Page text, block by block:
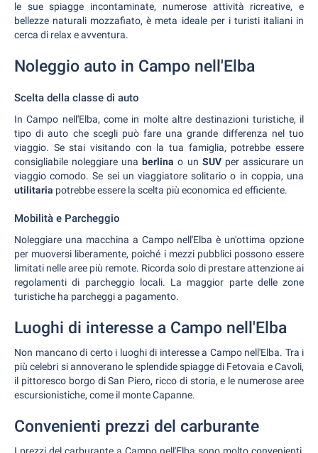
le sue spiagge incontaminate, numerose attività ricreative, e
bellezze naturali mozzafiato, è meta ideale per i turisti italiani in
cerca di relax e avventura.
Noleggio auto in Campo nell'Elba
Scelta della classe di auto
In Campo nell'Elba, come in molte altre destinazioni turistiche, il
tipo di auto che scegli può fare una grande differenza nel tuo
viaggio. Se stai visitando con la tua famiglia, potrebbe essere
consigliabile noleggiare unaberlina o un SUVper assicurare un
viaggio comodo. Se sei un viaggiatore solitario o in coppia, una
utilitaria potrebbe essere la scelta più economica ed efficiente.
Mobilità e Parcheggio
Noleggiare una macchina a Campo nell'Elba è un'ottima opzione
per muoversi liberamente, poiché i mezzi pubblici possono essere
limitati nelle aree più remote. Ricorda solo di prestare attenzione ai
regolamenti di parcheggio locali. La maggior parte delle zone
turistiche ha parcheggi a pagamento.
Luoghi di interesse a Campo nell'Elba
Non mancano di certo i luoghi di interesse a Campo nell'Elba. Tra i
più celebri si annoverano le splendide spiagge di Fetovaia e Cavoli,
il pittoresco borgo di San Piero, ricco di storia, e le numerose aree
escursionistiche, come il monte Capanne.
Convenienti prezzi del carburante